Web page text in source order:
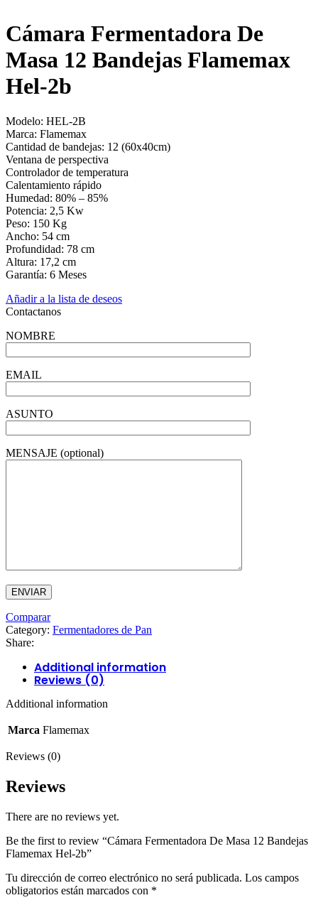
Cámara Fermentadora De
Masa 12 Bandejas Flamemax
Hel-2b
Modelo: HEL-2B
Marca: Flamemax
Cantidad de bandejas: 12 (60x40cm)
Ventana de perspectiva
Controlador de temperatura
Calentamiento rápido
Humedad: 80% – 85%
Potencia: 2,5 Kw
Peso: 150 Kg
Ancho: 54 cm
Profundidad: 78 cm
Altura: 17,2 cm
Garantía: 6 Meses
Añadir a la lista de deseos
Contactanos
NOMBRE
EMAIL
ASUNTO
MENSAJE (optional)
Comparar
Category: Fermentadores de Pan
Share:
Additional information
Reviews (0)
Additional information
Marca Flamemax
Reviews (0)
Reviews
There are no reviews yet.
Be the first to review “Cámara Fermentadora De Masa 12 Bandejas
Flamemax Hel-2b”
Tu dirección de correo electrónico no será publicada. Los campos
obligatorios están marcados con *